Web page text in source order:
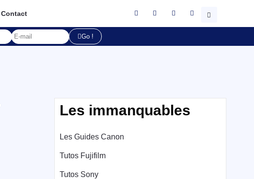
Contact
Go !
Les immanquables
Les Guides Canon
Tutos Fujifilm
Tutos Sony